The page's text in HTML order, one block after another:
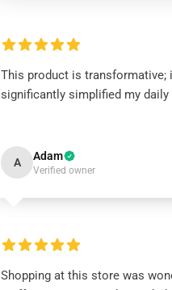
This product is transformative;
significantly simplified my daily
A Adam
Verified owner
Shopping at this store was